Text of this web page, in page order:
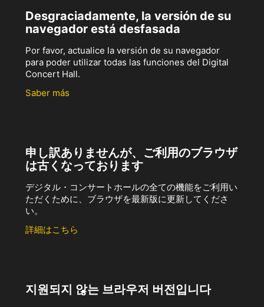
Desgraciadamente, la versión de su
navegador está desfasada
Por favor, actualice la versión de su navegador
para poder utilizar todas las funciones del Digital
Concert Hall.
Saber más
申し訳ありませんが、ご利用のブラウザ
は古くなっております
デジタル・コンサートホールの全ての機能をご利用い
ただくために、ブラウザを最新版に更新してくださ
い。
詳細はこちら
지원되지 않는 브라우저 버전입니다